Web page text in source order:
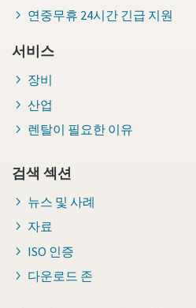
연중무휴 24시간 긴급 지원
서비스
장비
산업
렌탈이 필요한 이유
검색 섹션
뉴스 및 사례
자료
ISO 인증
다운로드 존